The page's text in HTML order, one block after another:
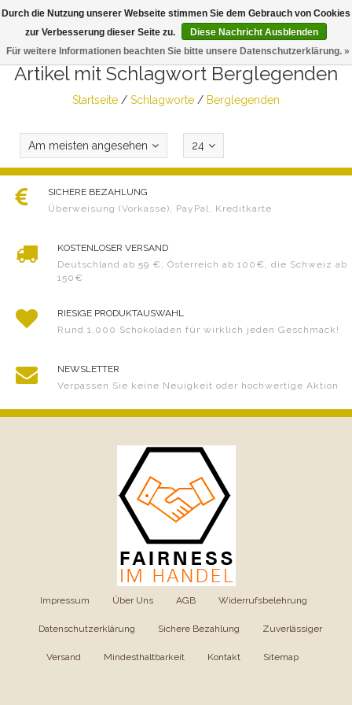
Artikel mit Schlagwort Berglegenden
Startseite / Schlagworte / Berglegenden
Am meisten angesehen 24
SICHERE BEZAHLUNG
Überweisung (Vorkasse), PayPal, Kreditkarte
KOSTENLOSER VERSAND
Deutschland ab 59 €, Österreich ab 100€, die Schweiz ab
150€
RIESIGE PRODUKTAUSWAHL
Rund 1.000 Schokoladen für wirklich jeden Geschmack!
NEWSLETTER
Verpassen Sie keine Neuigkeit oder hochwertige Aktion
Impressum Über Uns AGB Widerrufsbelehrung
Datenschutzerklärung Sichere Bezahlung Zuverlässiger
Versand Mindesthaltbarkeit Kontakt Sitemap
Durch die Nutzung unserer Webseite stimmen Sie dem Gebrauch von Cookies
zur Verbesserung dieser Seite zu.
Diese Nachricht Ausblenden
Für weitere Informationen beachten Sie bitte unsere Datenschutzerklärung. »